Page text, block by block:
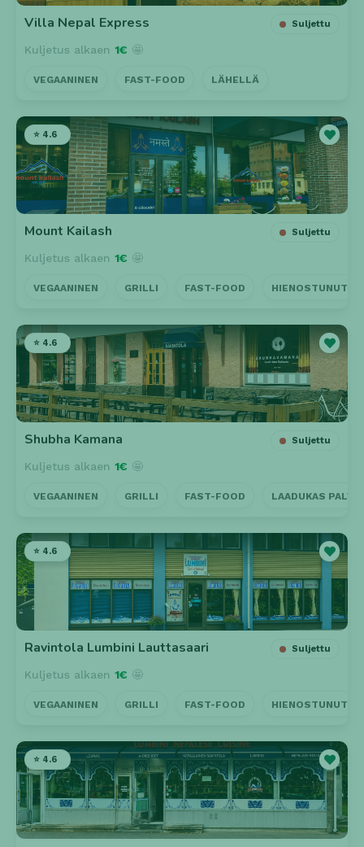
Villa Nepal Express Suljettu
Kuljetus alkaen 1€ 🤩
VEGAANINEN FAST-FOOD LÄHELLÄ
⭐ 4.6
Mount Kailash Suljettu
Kuljetus alkaen 1€ 🤩
VEGAANINEN GRILLI FAST-FOOD HIENOSTUNUT
⭐ 4.6
Shubha Kamana Suljettu
Kuljetus alkaen 1€ 🤩
VEGAANINEN GRILLI FAST-FOOD LAADUKAS
⭐ 4.6
Ravintola Lumbini Lauttasaari Suljettu
Kuljetus alkaen 1€ 🤩
VEGAANINEN GRILLI FAST-FOOD HIENOSTUNUT
⭐ 4.6